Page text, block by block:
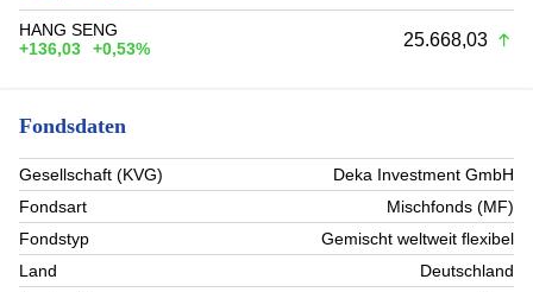
HANG SENG
+136,03
+0,53% 25.668,03
Fondsdaten
Gesellschaft (KVG)
Deka Investment GmbH
Fondsart
Mischfonds (MF)
Fondstyp
Gemischt weltweit flexibel
Land
Deutschland